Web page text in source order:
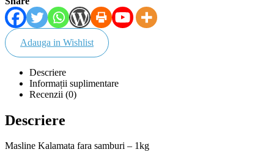
Adauga in Wishlist
Descriere
Informații suplimentare
Recenzii (0)
Descriere
Masline Kalamata fara samburi – 1kg